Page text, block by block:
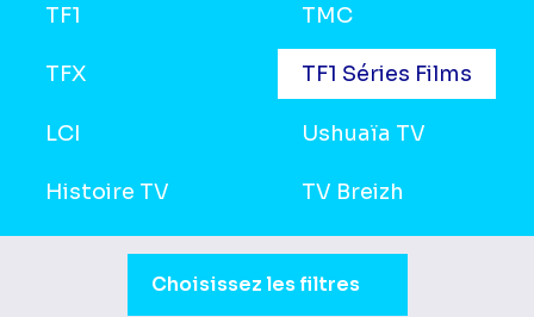
TF1 TMC
TFX TF1 Séries Films
LCI Ushuaïa TV
Histoire TV TV Breizh
Choisissez les filtres